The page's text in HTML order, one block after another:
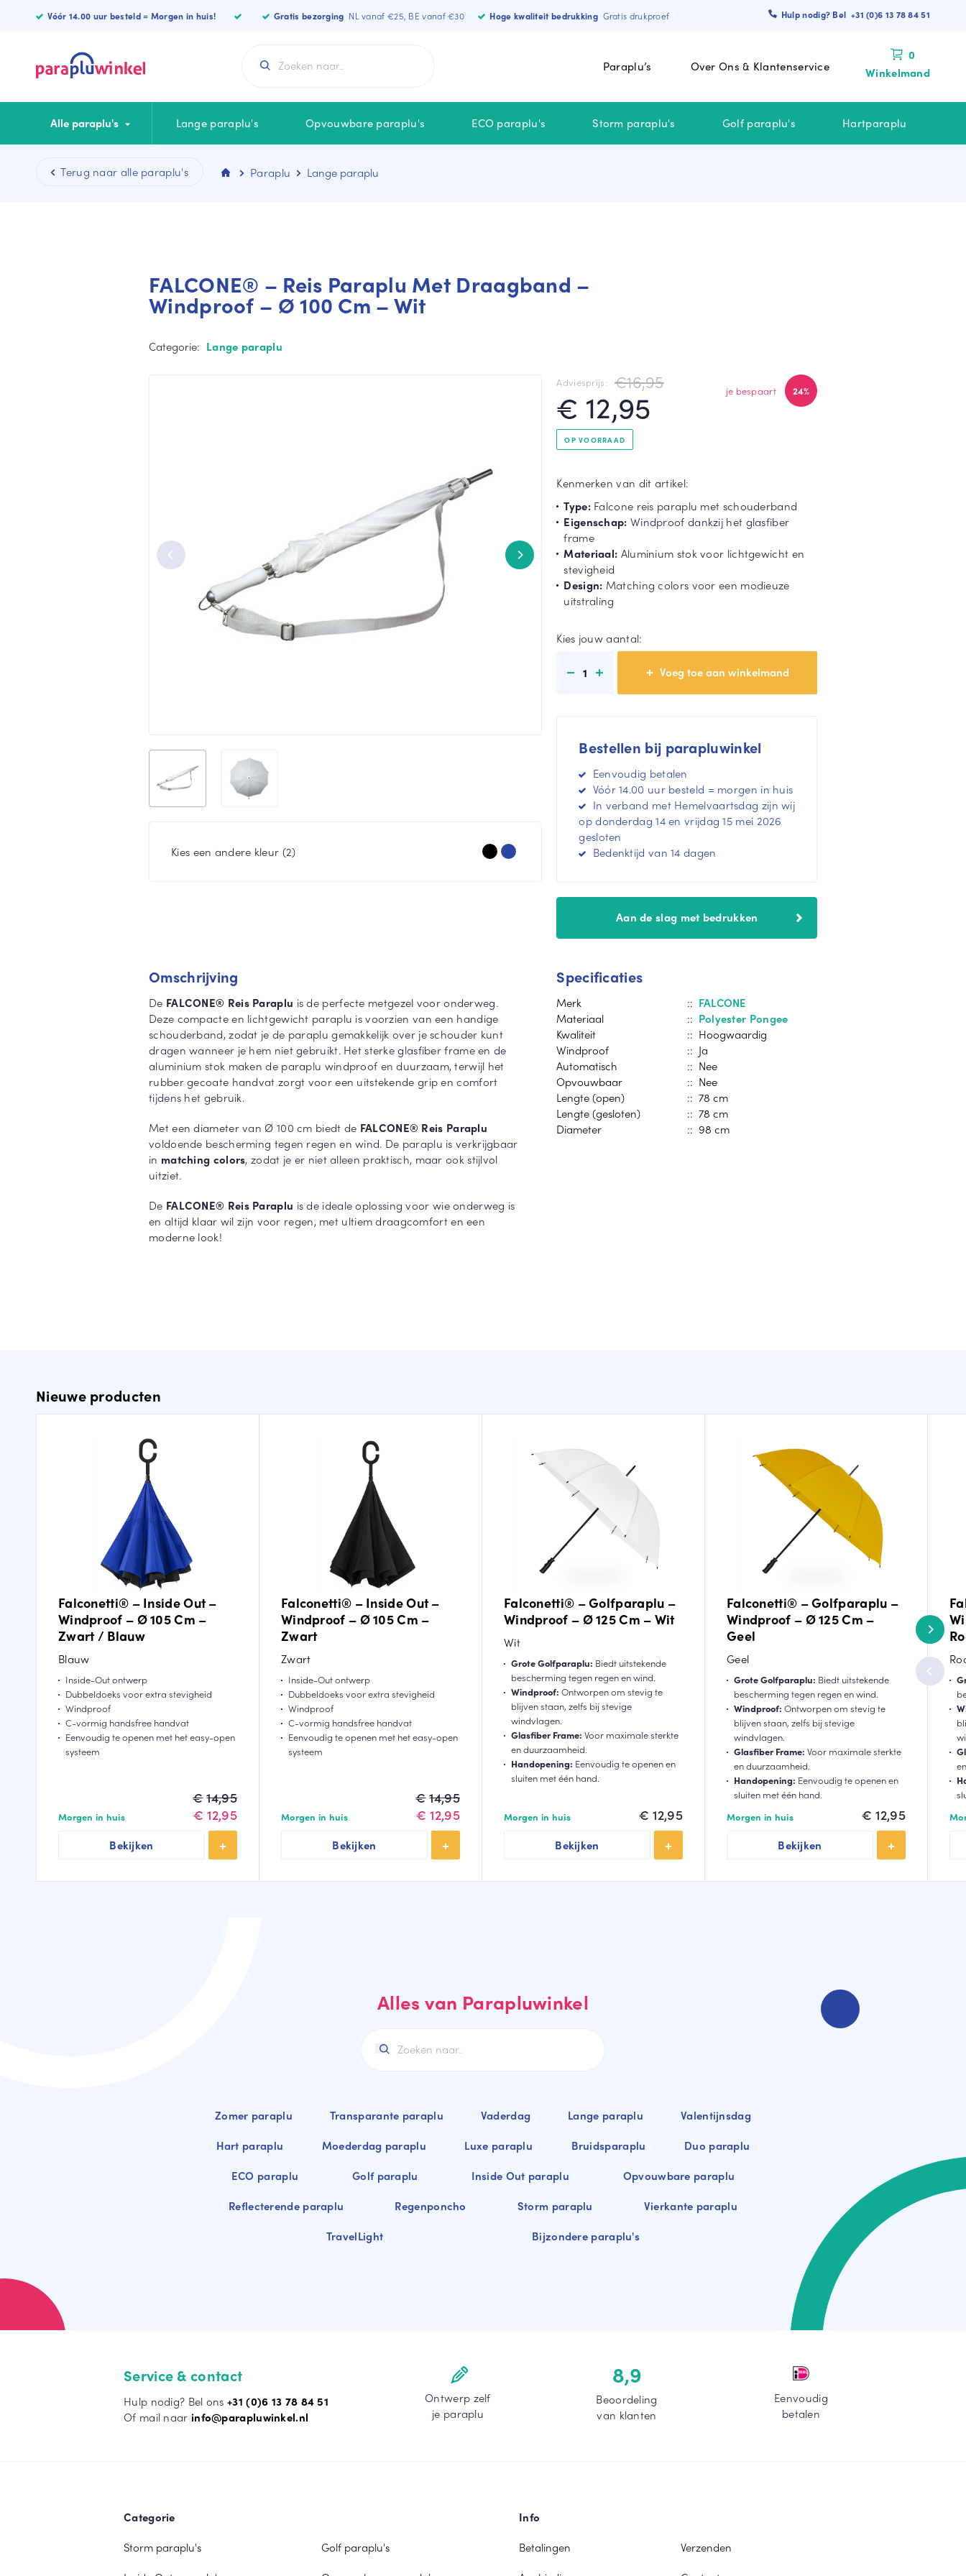
Vóór 14.00 uur besteld = Morgen in huis! Gratis bezorging NL vanaf €25, BE vanaf €30 Hoge kwaliteit bedrukking Gratis drukproef Hulp nodig? Bel +31 (0)6 13 78 84 51
0
Winkelmand
Paraplu’s Over Ons & Klantenservice
Alle paraplu's Lange paraplu's Opvouwbare paraplu's ECO paraplu's Storm paraplu's Golf paraplu's Hartparaplu
CATEGORIEËN
Vierkante paraplu
KLEUREN
Rode paraplu
Groen paraplu
STORMaxi
Paraplu Lange paraplu
FALCONE® – Reis Paraplu Met Draagband –
Windproof – Ø 100 Cm – Wit
Categorie: Lange paraplu
Kies een andere kleur (2)
Adviesprijs: €16,95
€ 12,95 24%
je bespaart
OP VOORRAAD
Kenmerken van dit artikel:
Type:Falcone reis paraplu met schouderband
Eigenschap: Windproof dankzij het glasfiber
frame
Materiaal: Aluminium stok voor lichtgewicht en
stevigheid
Design: Matching colors voor een modieuze
uitstraling
Kies jouw aantal:
1
Bestellen bij parapluwinkel
Eenvoudig betalen
Vóór 14.00 uur besteld = morgen in huis
In verband met Hemelvaartsdag zijn wij
op donderdag 14 en vrijdag 15 mei 2026
gesloten
Bedenktijd van 14 dagen
Aan de slag met bedrukken
Omschrijving
De FALCONE® Reis Paraplu is de perfecte metgezel voor onderweg.
Deze compacte en lichtgewicht paraplu is voorzien van een handige
schouderband, zodat je de paraplu gemakkelijk over je schouder kunt
dragen wanneer je hem niet gebruikt. Het sterke glasfiber frame en de
aluminium stok maken de paraplu windproof en duurzaam, terwijl het
rubber gecoate handvat zorgt voor een uitstekende grip en comfort
tijdens het gebruik.
Met een diameter van Ø 100 cm biedt de FALCONE® Reis Paraplu
voldoende bescherming tegen regen en wind. De paraplu is verkrijgbaar
in matching colors, zodat je er niet alleen praktisch, maar ook stijlvol
uitziet.
De FALCONE® Reis Paraplu is de ideale oplossing voor wie onderweg is
en altijd klaar wil zijn voor regen, met ultiem draagcomfort en een
moderne look!
Specificaties
Merk :: FALCONE
Materiaal
:: Polyester Pongee
Kwaliteit
:: Hoogwaardig
Windproof
:: Ja
Automatisch
:: Nee
Opvouwbaar
:: Nee
Lengte (open)
:: 78 cm
Lengte (gesloten)
:: 78 cm
Diameter
:: 98 cm
Nieuwe producten
Falconetti® – Inside Out –
Windproof – Ø 105 Cm –
Zwart / Blauw
€ 14,95
Oorspronkelijke
prijs
was:
€14,95.
€ 12,95
Huidige
prijs
€12,95.
Blauw
Inside-Out ontwerp
Dubbeldoeks voor extra stevigheid
Windproof
C-vormig handsfree handvat
Eenvoudig te openen met het easy-open
systeem
Morgen in huis
Bekijken
Falconetti® – Inside Out –
Windproof – Ø 105 Cm –
Zwart
€ 14,95
Oorspronkelijke
prijs
was:
€14,95.
€ 12,95
Huidige
prijs
€12,95.
Zwart
Inside-Out ontwerp
Dubbeldoeks voor extra stevigheid
Windproof
C-vormig handsfree handvat
Eenvoudig te openen met het easy-open
systeem
Morgen in huis
Bekijken
Falconetti® – Golfparaplu –
Windproof – Ø 125 Cm – Wit
€ 12,95
Wit
Grote Golfparaplu: Biedt uitstekende
bescherming tegen regen en wind.
Windproof: Ontworpen om stevig te
blijven staan, zelfs bij stevige
windvlagen.
Glasfiber Frame: Voor maximale sterkte
en duurzaamheid.
Handopening: Eenvoudig te openen en
sluiten met één hand.
Morgen in huis
Bekijken
Falconetti® – Golfparaplu –
Windproof – Ø 125 Cm –
Geel
€ 12,95
Geel
Grote Golfparaplu: Biedt uitstekende
bescherming tegen regen en wind.
Windproof: Ontworpen om stevig te
blijven staan, zelfs bij stevige
windvlagen.
Glasfiber Frame: Voor maximale sterkte
en duurzaamheid.
Handopening: Eenvoudig te openen en
sluiten met één hand.
Morgen in huis
Bekijken
Alles van Parapluwinkel
Zomer paraplu Transparante paraplu Vaderdag Lange paraplu
Valentijnsdag
Hart paraplu
Moederdag paraplu Luxe paraplu Bruidsparaplu
Duo paraplu
ECO paraplu
Golf paraplu Inside Out paraplu
Opvouwbare paraplu
Reflecterende paraplu
Regenponcho Storm paraplu
Vierkante paraplu
TravelLight
Bijzondere paraplu's
Service & contact
Hulp nodig? Bel ons +31 (0)6 13 78 84 51
Of mail naar info@parapluwinkel.nl
Ontwerp zelf
je paraplu
8,9
Beoordeling
van klanten
Eenvoudig
betalen
Categorie
Storm paraplu's
Golf paraplu's
Info
Betalingen
Verzenden